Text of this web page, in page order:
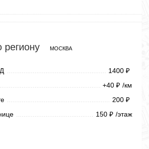
региону МОСКВА
1400 ₽
+40 ₽ /км
200 ₽
150 ₽ /этаж